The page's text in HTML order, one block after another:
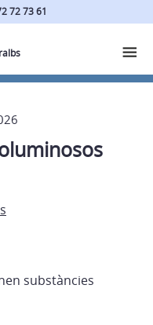
72 73 61
substàncies